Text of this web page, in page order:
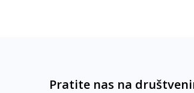
Pratite nas na